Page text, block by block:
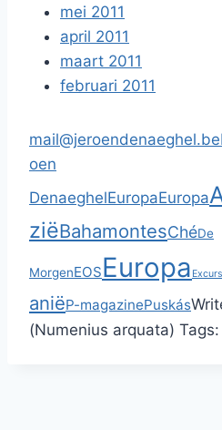
mei 2011
april 2011
maart 2011
februari 2011
mail@jeroendenaeghel.be
oen
DenaeghelEuropaEuropa
ziëBahamontesChéDe
MorgenEOSEuropa
aniëP-magazinePuskás
(Numenius arquata) Tags: